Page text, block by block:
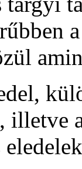
illetve